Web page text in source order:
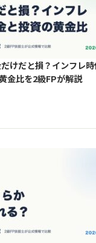
だけだと損？インフレ
金比を2級FPが解説